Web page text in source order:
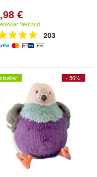
€
Versand
203
- 56%